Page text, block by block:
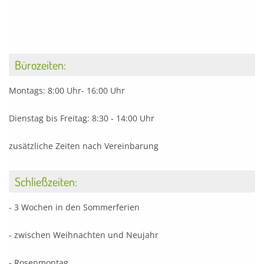
Bürozeiten:
Montags: 8:00 Uhr- 16:00 Uhr
Dienstag bis Freitag: 8:30 - 14:00 Uhr
zusätzliche Zeiten nach Vereinbarung
Schließzeiten:
- 3 Wochen in den Sommerferien
- zwischen Weihnachten und Neujahr